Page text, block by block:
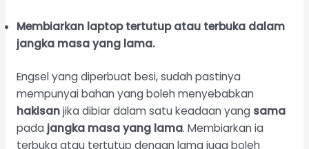
Membiarkan laptop tertutup atau terbuka dalam
jangka masa yang lama.
Engsel yang diperbuat besi, sudah pastinya
mempunyai bahan yang boleh menyebabkan
hakisanjika dibiar dalam satu keadaan yang sama
pada jangka masa yang lama. Membiarkan ia
terbuka atau tertutup dengan lama juga boleh